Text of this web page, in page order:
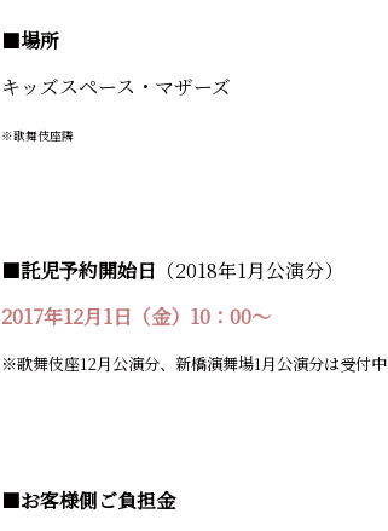
■場所
キッズスペース・マザーズ
※歌舞伎座隣
■託児予約開始日 （2018年1月公演分）
2017年12月1日（金）10：00～
※歌舞伎座12月公演分、新橋演舞場1月公演分は受付中
■お客様側ご負担金